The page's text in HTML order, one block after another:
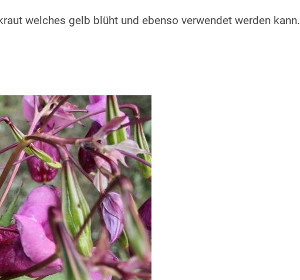
welches gelb blüht und ebenso verwendet werden kann.